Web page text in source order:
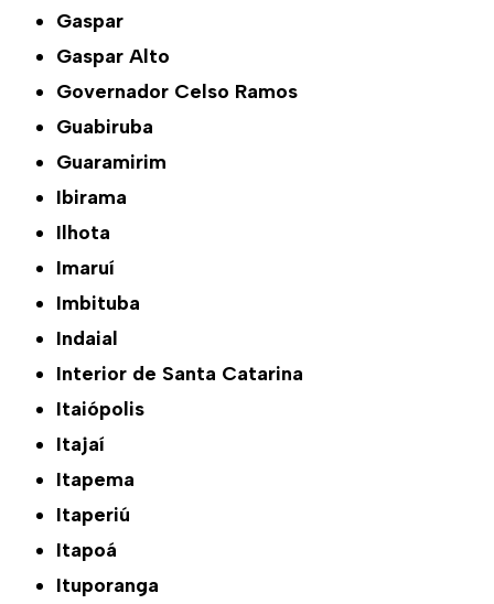
Gaspar
Gaspar Alto
Governador Celso Ramos
Guabiruba
Guaramirim
Ibirama
Ilhota
Imaruí
Imbituba
Indaial
Interior de Santa Catarina
Itaiópolis
Itajaí
Itapema
Itaperiú
Itapoá
Ituporanga